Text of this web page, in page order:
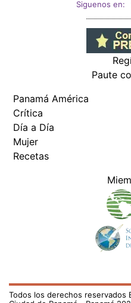
Siguenos en:
Paute
Panamá América
Crítica
Día a Día
Mujer
Recetas
Todos los derechos reservados